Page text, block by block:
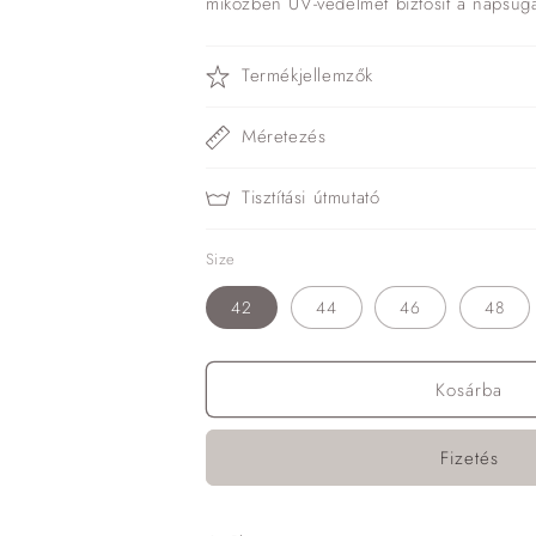
Termékjellemzők
Méretezés
Tisztítási útmutató
Size
42 44 46 48
Kosárba
Fizetés